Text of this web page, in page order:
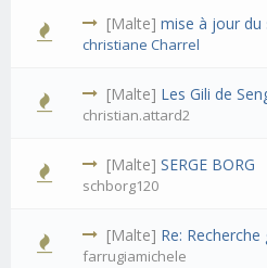
[Malte]mise à jour du
christiane Charrel
[Malte] Les Gili de
christian.attard2
[Malte]SERGE BORG
schborg120
[Malte] Re:
farrugiamichele